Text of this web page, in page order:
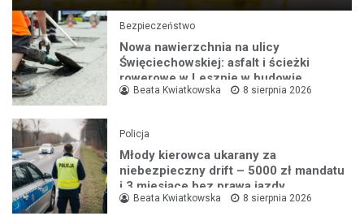
Bezpieczeństwo
Nowa nawierzchnia na ulicy
Święciechowskiej: asfalt i ścieżki
rowerowe w Lesznie w budowie
Beata Kwiatkowska 8 sierpnia 2026
Policja
Młody kierowca ukarany za
niebezpieczny drift – 5000 zł mandatu
i 3 miesiące bez prawa jazdy
Beata Kwiatkowska 8 sierpnia 2026